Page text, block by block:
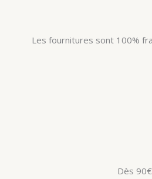
Les fournitures sont 100%
Dès